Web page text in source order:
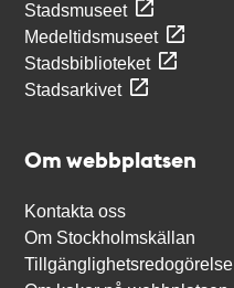
Stadsmuseet
Medeltidsmuseet
Stadsbiblioteket
Stadsarkivet
Om webbplatsen
Kontakta oss
Om Stockholmskällan
Tillgänglighetsredogörelse